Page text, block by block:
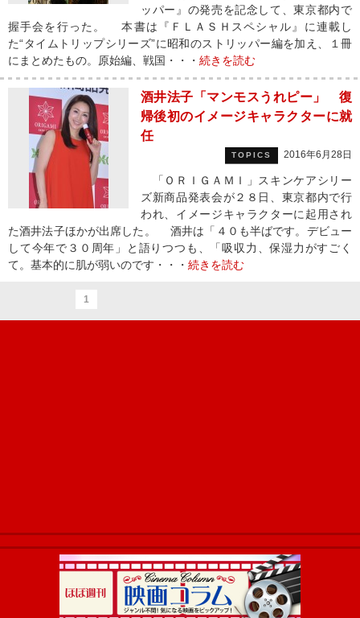
ッパー』の発売を記念して、東京都内で
握手会を行った。 本書は『ＦＬＡＳＨスペシャル』に連載し
た“タイムトリップシリーズ”に昭和のストリッパー編を加え、１冊
にまとめたもの。原始編、戦国・・・ 続きを読む
酒井法子「マンモスうれピー」 復
帰後初のイメージキャラクターに就
任
TOPICS 2016年6月28日
「ＯＲＩＧＡＭＩ」スキンケアシリー
ズ新商品発表会が２８日、東京都内で行
われ、イメージキャラクターに起用され
た酒井法子ほかが出席した。 酒井は「４０も半ばです。デビュー
して今年で３０周年」と語りつつも、「吸収力、保湿力がすごく
て。基本的に肌が弱いのです・・・ 続きを読む
1